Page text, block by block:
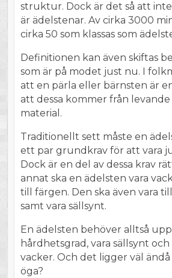
struktur. Dock är det så att
är ädelstenar. Av cirka 3000
cirka 50 som klassas som
Definitionen kan även skiftas
som är på modet just nu. I
att en pärla eller bärnsten är
att dessa kommer från
material.
Traditionellt sett måste en
ett par grundkrav för att vara
Dock är en del av dessa krav
annat ska en ädelsten vara
till färgen. Den ska även vara
samt vara sällsynt.
En ädelsten behöver alltså
hårdhetsgrad, vara sällsynt
vacker. Och det ligger väl
öga?